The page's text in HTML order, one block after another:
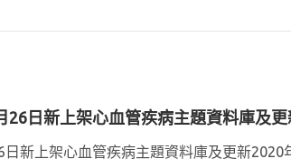
26日新上架心血管疾病主題資料庫及
新上架心血管疾病主題資料庫及更新2020